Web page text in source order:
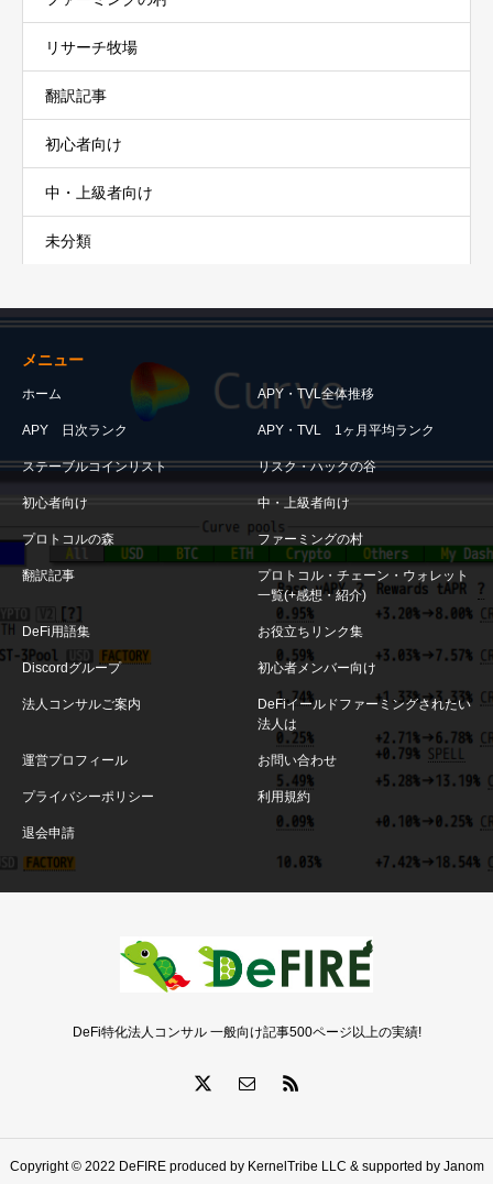
リサーチ牧場
翻訳記事
初心者向け
中・上級者向け
未分類
メニュー
ホーム APY・TVL全体推移
APY 日次ランク APY・TVL 1ヶ月平均ランク
ステーブルコインリスト リスク・ハックの谷
初心者向け 中・上級者向け
プロトコルの森 ファーミングの村
翻訳記事
プロトコル・チェーン・ウォレット
一覧(+感想・紹介)
DeFi用語集 お役立ちリンク集
Discordグループ 初心者メンバー向け
法人コンサルご案内
DeFiイールドファーミングされたい
法人は
運営プロフィール お問い合わせ
プライバシーポリシー 利用規約
退会申請
DeFi特化法人コンサル 一般向け記事500ページ以上の実績!
Copyright © 2022 DeFIRE produced by KernelTribe LLC & supported by Janom